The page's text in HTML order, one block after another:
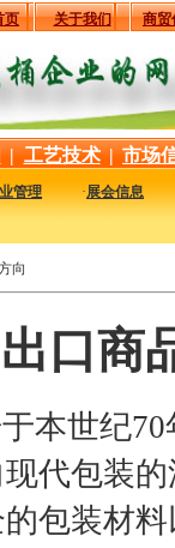
页 关于我们 商贸
| 工艺技术 | 市场
管理 ·展会信息
向
口商
本世纪
代包装
包装材